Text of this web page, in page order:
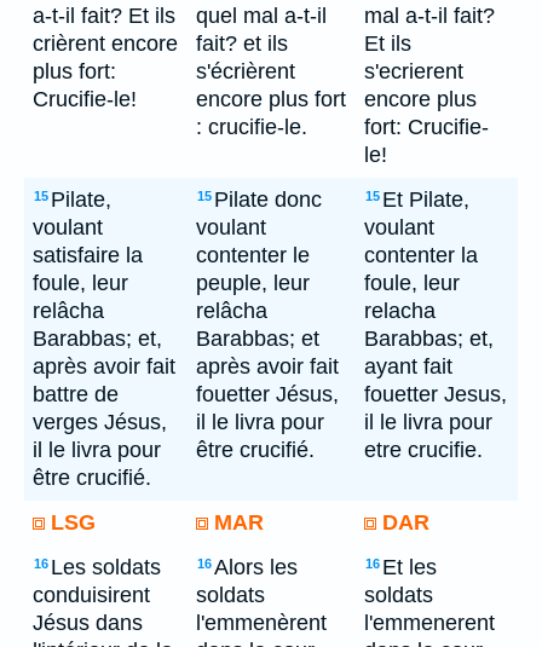
a-t-il fait? Et ils
crièrent encore
plus fort:
Crucifie-le!
quel mal a-t-il
fait? et ils
s'écrièrent
encore plus fort
: crucifie-le.
mal a-t-il fait?
Et ils
s'ecrierent
encore plus
fort: Crucifie-
le!
15 Pilate,
voulant
satisfaire la
foule, leur
relâcha
Barabbas; et,
après avoir fait
battre de
verges Jésus,
il le livra pour
être crucifié.
15 Pilate donc
voulant
contenter le
peuple, leur
relâcha
Barabbas; et
après avoir fait
fouetter Jésus,
il le livra pour
être crucifié.
15 Et Pilate,
voulant
contenter la
foule, leur
relacha
Barabbas; et,
ayant fait
fouetter Jesus,
il le livra pour
etre crucifie.
LSG MAR DAR
16 Les soldats
conduisirent
Jésus dans
16Alors les
soldats
l'emmenèrent
16 Et les
soldats
l'emmenerent